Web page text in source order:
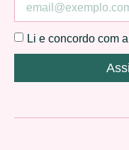
Li e concordo com a